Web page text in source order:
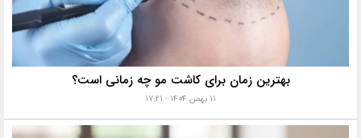
بهترین زمان برای کاشت مو چه زمانی است؟
۱۱ بهمن ۱۴۰۴ - ۱۷:۲۱